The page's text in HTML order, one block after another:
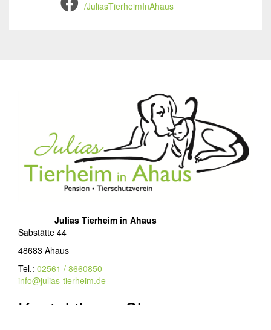
/JuliasTierheimInAhaus
Julias Tierheim in Ahaus
Sabstätte 44
48683 Ahaus
Tel.: 02561 / 8660850
info@julias-tierheim.de
Kontaktieren Sie uns